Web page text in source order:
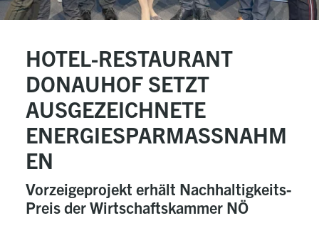
HOTEL-RESTAURANT
DONAUHOF SETZT
AUSGEZEICHNETE
ENERGIESPARMASSNAHME
N
Vorzeigeprojekt erhält Nachhaltigkeits-
Preis der Wirtschaftskammer NÖ